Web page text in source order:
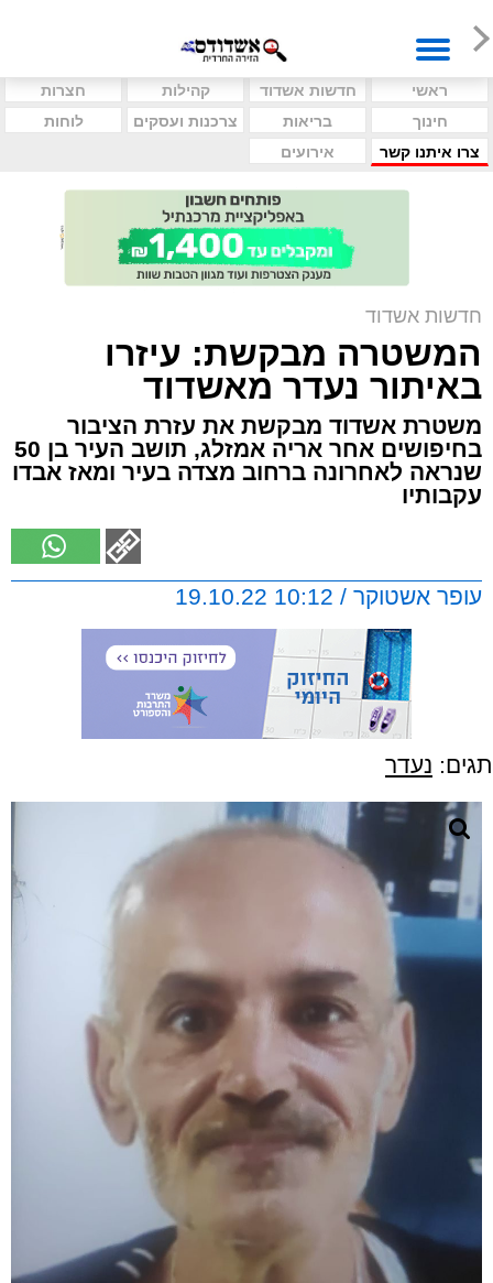
ראשי חדשות אשדוד קהילות
חצרות
חינוך
בריאות צרכנות ועסקים
לוחות
צרו איתנו קשר
אירועים
חדשות אשדוד
המשטרה מבקשת: עיזרו
באיתור נעדר מאשדוד
משטרת אשדוד מבקשת את עזרת הציבור
בחיפושים אחר אריה אמזלג, תושב העיר בן 50
שנראה לאחרונה ברחוב מצדה בעיר ומאז אבדו
עקבותיו
עופר אשטוקר / 10:12 19.10.22
תגים: נעדר